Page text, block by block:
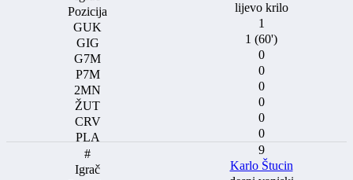
lijevo krilo
1
1 (60')
0
0
0
0
0
0
9
Karlo Štucin